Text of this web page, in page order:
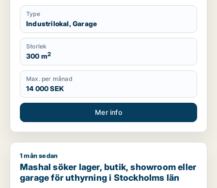
Type
Industrilokal, Garage
Storlek
300 m2
Max. per månad
14 000 SEK
Mer info
Mashal söker lager, butik, showroom eller garage för
1 mån sedan
Mashal söker lager, butik, showroom eller
garage för uthyrning i Stockholms län